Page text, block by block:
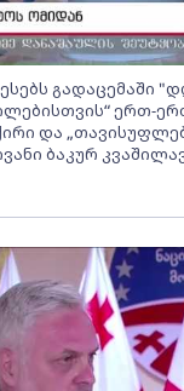
გადაცემაში
ერთ-
და
ბაკურ